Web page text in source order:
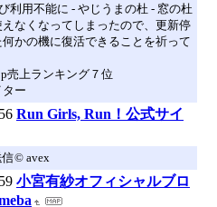
利用不能に - やじうまの杜 - 窓の杜
えなくなってしまったので、更新停
かの機に復活できることを祈って
売上ランキング７位
ー
Run Girls, Run！公式サイ
© avex
小宮有紗オフィシャルブロ